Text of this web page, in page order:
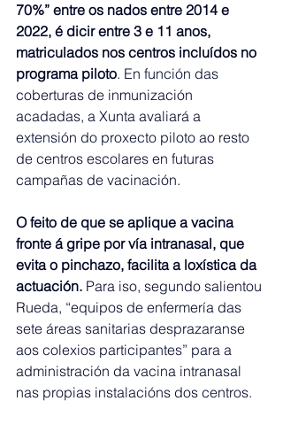
70%” entre os nados entre 2014 e
2022, é dicir entre 3 e 11 anos,
matriculados nos centros incluídos no
programa piloto. En función das
coberturas de inmunización
acadadas, a Xunta avaliará a
extensión do proxecto piloto ao resto
de centros escolares en futuras
campañas de vacinación.
O feito de que se aplique a vacina
fronte á gripe por vía intranasal, que
evita o pinchazo, facilita a loxística da
actuación. Para iso, segundo salientou
Rueda, “equipos de enfermería das
sete áreas sanitarias desprazaranse
aos colexios participantes” para a
administración da vacina intranasal
nas propias instalacións dos centros.